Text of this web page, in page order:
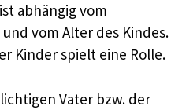
abhängig vom
vom Alter des Kindes.
Kinder spielt eine Rolle.
Vater bzw. der